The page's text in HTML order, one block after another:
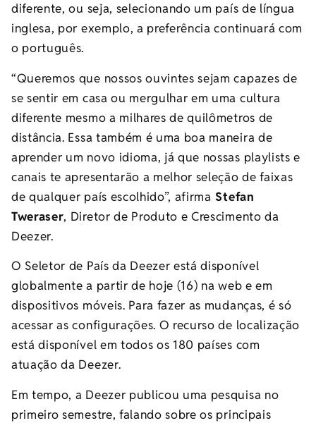
diferente, ou seja, selecionando um país de língua
inglesa, por exemplo, a preferência continuará com
o português.
“Queremos que nossos ouvintes sejam capazes de
se sentir em casa ou mergulhar em uma cultura
diferente mesmo a milhares de quilômetros de
distância. Essa também é uma boa maneira de
aprender um novo idioma, já que nossas playlists e
canais te apresentarão a melhor seleção de faixas
de qualquer país escolhido”, afirma Stefan
Tweraser, Diretor de Produto e Crescimento da
Deezer.
O Seletor de País da Deezer está disponível
globalmente a partir de hoje (16) na web e em
dispositivos móveis. Para fazer as mudanças, é só
acessar as configurações. O recurso de localização
está disponível em todos os 180 países com
atuação da Deezer.
Em tempo, a Deezer publicou uma pesquisa no
primeiro semestre, falando sobre os principais